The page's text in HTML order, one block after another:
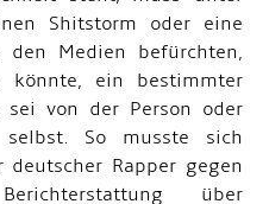
Shitstorm oder eine
Medien befürchten,
könnte, ein bestimmter
sei von der Person oder
selbst. So musste sich
Rapper gegen
über